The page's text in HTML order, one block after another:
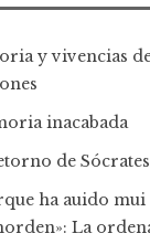
y vivencias
inacabada
de Sócrates
ha auido
La